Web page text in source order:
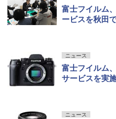
富士フイルム
ービスを秋田
ニュース
富士フイルム
サービスを実
ニュース